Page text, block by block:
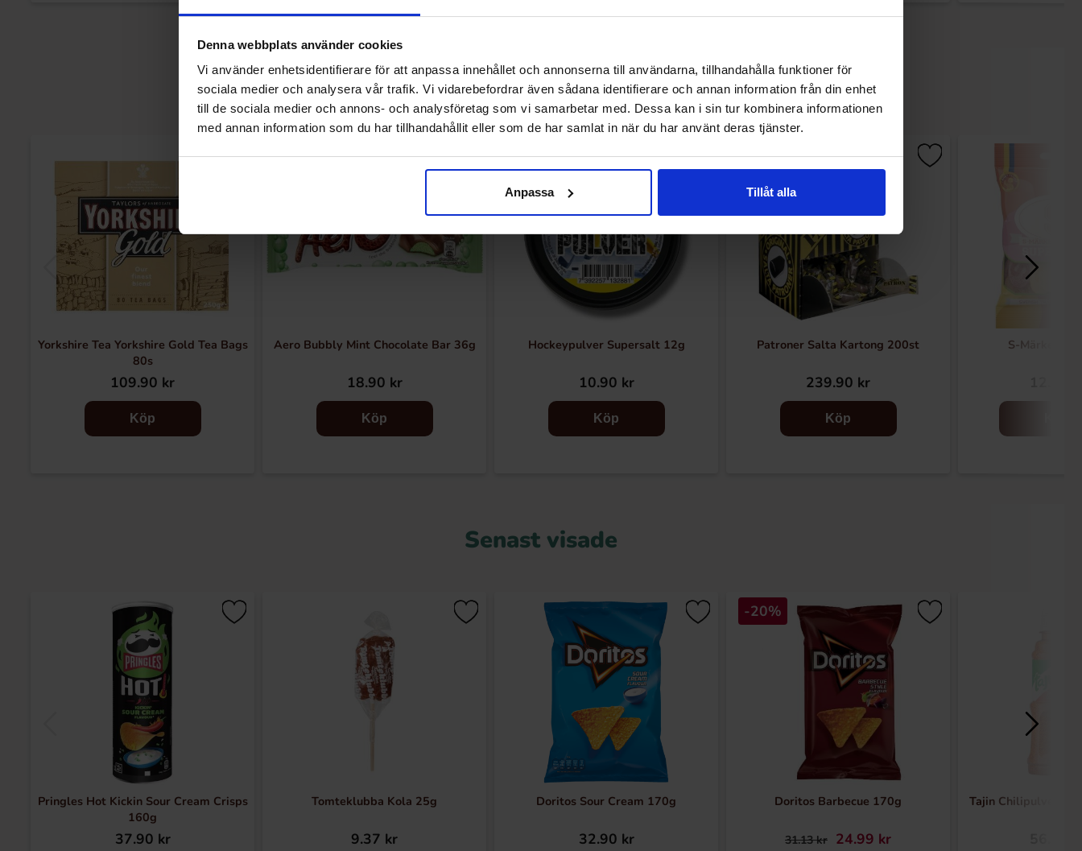
Denna webbplats använder cookies
Vi använder enhetsidentifierare för att anpassa innehållet och annonserna till användarna, tillhandahålla funktioner för
sociala medier och analysera vår trafik. Vi vidarebefordrar även sådana identifierare och annan information från din enhet
till de sociala medier och annons- och analysföretag som vi samarbetar med. Dessa kan i sin tur kombinera informationen
med annan information som du har tillhandahållit eller som de har samlat in när du har använt deras tjänster.
Anpassa Tillåt alla
Andra gillade
Yorkshire Tea Yorkshire Gold Tea Bags
80s
109.90 kr
Köp
Aero Bubbly Mint Chocolate Bar 36g
18.90 kr
Köp
Hockeypulver Supersalt 12g
10.90 kr
Köp
Patroner Salta Kartong 200st
239.90 kr
Köp
S-Märke
Senast visade
Pringles Hot Kickin Sour Cream Crisps
160g
37.90 kr
Tomteklubba Kola 25g
9.37 kr
Doritos Sour Cream 170g
32.90 kr
-20%
Doritos Barbecue 170g
31.13 kr 24.99 kr
Tajin Chilipulver